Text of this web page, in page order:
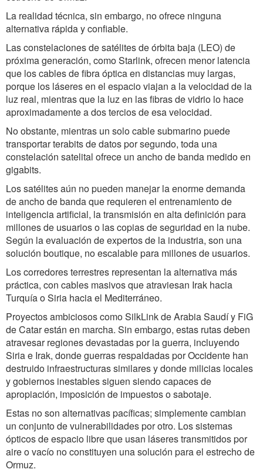
La realidad técnica, sin embargo, no ofrece ninguna
alternativa rápida y confiable.
Las constelaciones de satélites de órbita baja (LEO) de
próxima generación, como Starlink, ofrecen menor latencia
que los cables de fibra óptica en distancias muy largas,
porque los láseres en el espacio viajan a la velocidad de la
luz real, mientras que la luz en las fibras de vidrio lo hace
aproximadamente a dos tercios de esa velocidad.
No obstante, mientras un solo cable submarino puede
transportar terabits de datos por segundo, toda una
constelación satelital ofrece un ancho de banda medido en
gigabits.
Los satélites aún no pueden manejar la enorme demanda
de ancho de banda que requieren el entrenamiento de
inteligencia artificial, la transmisión en alta definición para
millones de usuarios o las copias de seguridad en la nube.
Según la evaluación de expertos de la industria, son una
solución boutique, no escalable para millones de usuarios.
Los corredores terrestres representan la alternativa más
práctica, con cables masivos que atraviesan Irak hacia
Turquía o Siria hacia el Mediterráneo.
Proyectos ambiciosos como SilkLink de Arabia Saudí y FiG
de Catar están en marcha. Sin embargo, estas rutas deben
atravesar regiones devastadas por la guerra, incluyendo
Siria e Irak, donde guerras respaldadas por Occidente han
destruido infraestructuras similares y donde milicias locales
y gobiernos inestables siguen siendo capaces de
apropiación, imposición de impuestos o sabotaje.
Estas no son alternativas pacíficas; simplemente cambian
un conjunto de vulnerabilidades por otro. Los sistemas
ópticos de espacio libre que usan láseres transmitidos por
aire o vacío no constituyen una solución para el estrecho de
Ormuz.